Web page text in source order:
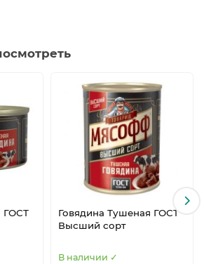
ГОСТ
Говядина Тушеная ГОСТ
Высший сорт
В наличии ✓